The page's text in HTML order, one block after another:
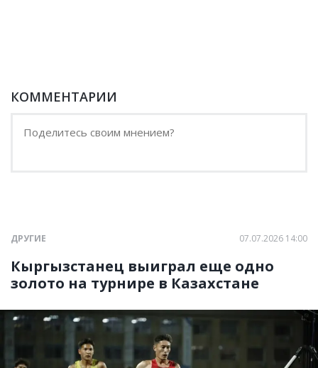
КОММЕНТАРИИ
ДРУГИЕ 07.07.2026 14:00
Кыргызстанец выиграл еще одно
золото на турнире в Казахстане